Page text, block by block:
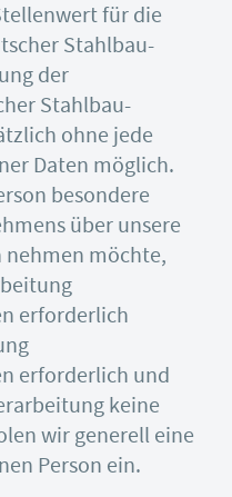
für die
Stahlbau-
der
Stahlbau-
ohne jede
Daten möglich.
besondere
über unsere
möchte,
erforderlich
erforderlich und
keine
wir generell eine
Person ein.